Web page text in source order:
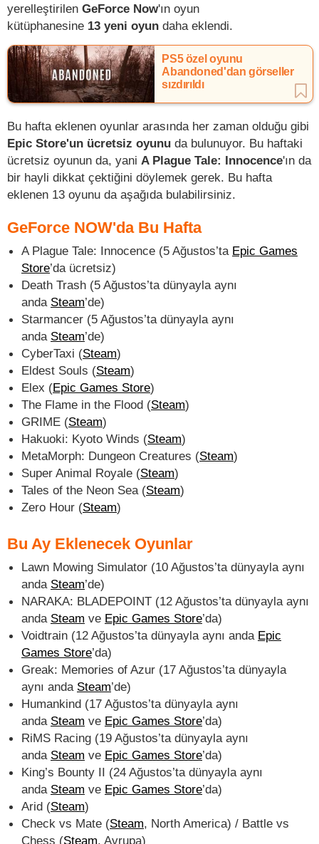
yerelleştirilen GeForce Now'ın oyun
kütüphanesine 13 yeni oyun daha eklendi.
PS5 özel oyunu
Abandoned'dan görseller
sızdırıldı
Bu hafta eklenen oyunlar arasında her zaman olduğu gibi
Epic Store'un ücretsiz oyunu da bulunuyor. Bu haftaki
ücretsiz oyunun da, yani A Plague Tale: Innocence'ın da
bir hayli dikkat çektiğini döylemek gerek. Bu hafta
eklenen 13 oyunu da aşağıda bulabilirsiniz.
GeForce NOW'da Bu Hafta
A Plague Tale: Innocence (5 Ağustos’ta Epic Games
Store’da ücretsiz)
Death Trash (5 Ağustos’ta dünyayla aynı
anda Steam’de)
Starmancer (5 Ağustos’ta dünyayla aynı
anda Steam’de)
CyberTaxi (Steam)
Eldest Souls (Steam)
Elex (Epic Games Store)
The Flame in the Flood (Steam)
GRIME (Steam)
Hakuoki: Kyoto Winds (Steam)
MetaMorph: Dungeon Creatures (Steam)
Super Animal Royale (Steam)
Tales of the Neon Sea (Steam)
Zero Hour (Steam)
Bu Ay Eklenecek Oyunlar
Lawn Mowing Simulator (10 Ağustos’ta dünyayla aynı
anda Steam’de)
NARAKA: BLADEPOINT (12 Ağustos’ta dünyayla aynı
anda Steam ve Epic Games Store’da)
Voidtrain (12 Ağustos’ta dünyayla aynı anda Epic
Games Store’da)
Greak: Memories of Azur (17 Ağustos’ta dünyayla
aynı anda Steam’de)
Humankind (17 Ağustos’ta dünyayla aynı
anda Steam ve Epic Games Store’da)
RiMS Racing (19 Ağustos’ta dünyayla aynı
anda Steam ve Epic Games Store’da)
King’s Bounty II (24 Ağustos’ta dünyayla aynı
anda Steam ve Epic Games Store’da)
Arid (Steam)
Check vs Mate (Steam, North America) / Battle vs
Chess (Steam, Avrupa)